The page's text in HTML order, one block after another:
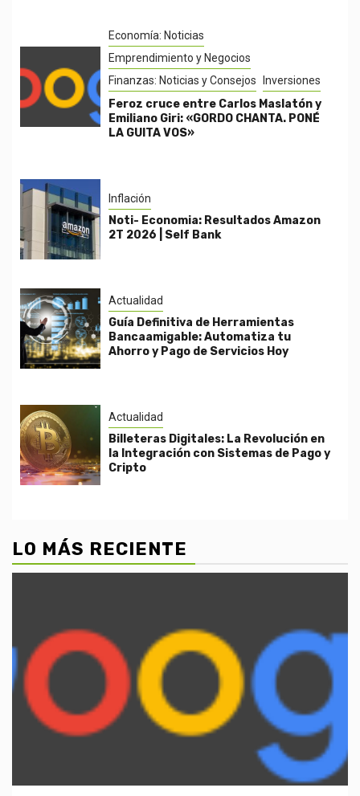
Economía: Noticias
Emprendimiento y Negocios
Finanzas: Noticias y Consejos
Inversiones
Feroz cruce entre Carlos Maslatón y
Emiliano Giri: «GORDO CHANTA. PONÉ
LA GUITA VOS»
Inflación
Noti- Economia: Resultados Amazon
2T 2026 | Self Bank
Actualidad
Guía Definitiva de Herramientas
Bancaamigable: Automatiza tu
Ahorro y Pago de Servicios Hoy
Actualidad
Billeteras Digitales: La Revolución en
la Integración con Sistemas de Pago y
Cripto
LO MÁS RECIENTE